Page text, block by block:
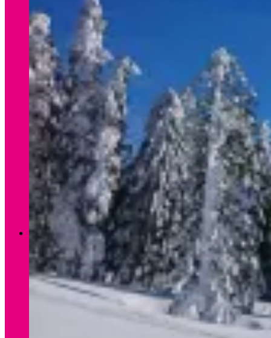
Verleih Winter
WINTER